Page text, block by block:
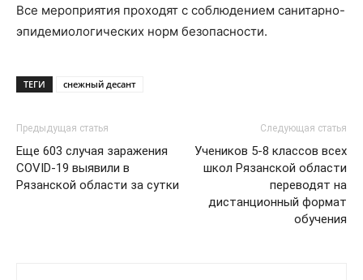
Все мероприятия проходят с соблюдением санитарно-
эпидемиологических норм безопасности.
ТЕГИ снежный десант
Предыдущая статья
Еще 603 случая заражения
COVID-19 выявили в
Рязанской области за сутки
Следующая статья
Учеников 5-8 классов всех
школ Рязанской области
переводят на
дистанционный формат
обучения